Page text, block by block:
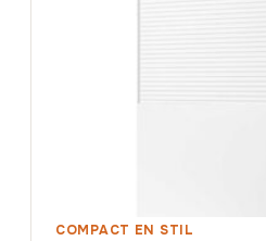
COMPACT EN STIL